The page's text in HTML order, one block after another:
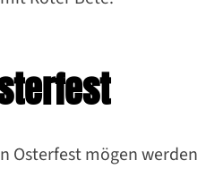
Osterfest mögen